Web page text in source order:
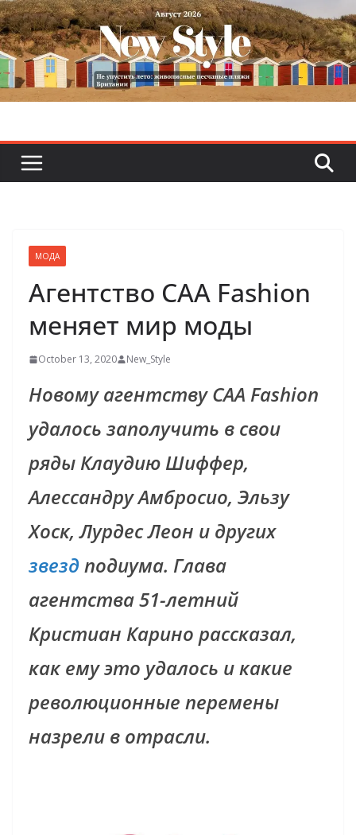
Skip
to
content
МОДА
Агентство CAA Fashion
меняет мир моды
October 13, 2020 New_Style
Новому агентству CAA Fashion
удалось заполучить в свои
ряды Клаудию Шиффер,
Алессандру Амбросио, Эльзу
Хоск, Лурдес Леон и других
звездподиума. Глава
агентства 51-летний
Кристиан Карино рассказал,
как ему это удалось и какие
революционные перемены
назрели в отрасли.